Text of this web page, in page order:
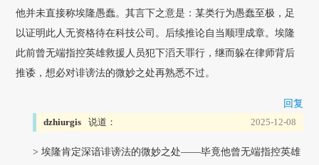
他并未直接称埃隆愚蠢。其言下之意是：某类行为愚蠢至极，足
以证明此人无资格待在科技公司。后续推论自当顺理成章。埃隆
此前曾无端指控英雄救援人员犯下滔天罪行，继而躲在律师背后
推诿，想必对诽谤法的微妙之处再熟悉不过。
回复
dzhiurgis 说道： 2025-12-08
> 埃隆肯定深谙诽谤法的微妙之处——毕竟他曾无端指控英雄